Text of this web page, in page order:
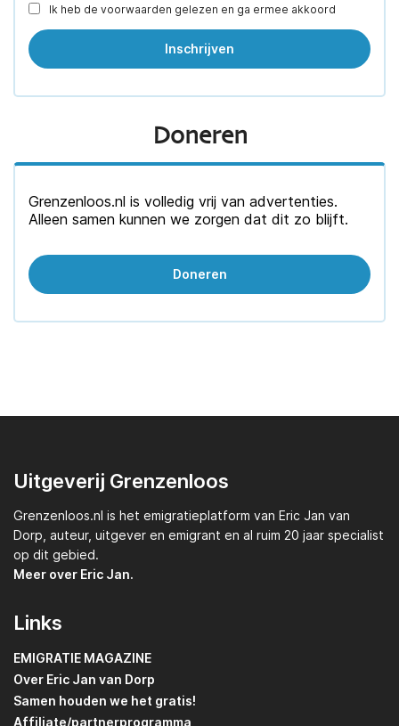
Ik heb de voorwaarden gelezen en ga ermee akkoord
Doneren
Grenzenloos.nl is volledig vrij van advertenties.
Alleen samen kunnen we zorgen dat dit zo blijft.
Doneren
Uitgeverij Grenzenloos
Grenzenloos.nl is het emigratieplatform van Eric Jan van
Dorp, auteur, uitgever en emigrant en al ruim 20 jaar specialist
op dit gebied.
Meer over Eric Jan.
Links
EMIGRATIE MAGAZINE
Over Eric Jan van Dorp
Samen houden we het gratis!
Affiliate/partnerprogramma